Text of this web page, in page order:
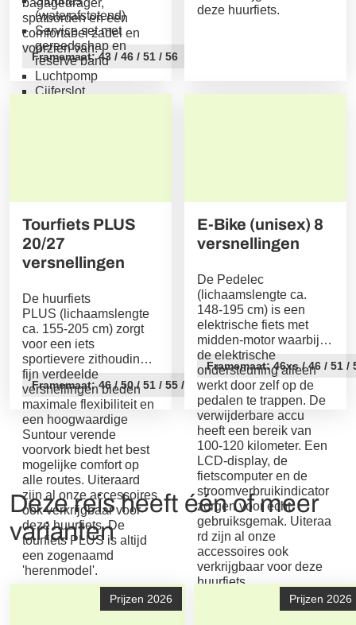
bagagedrager,
spatborden en een
comfortabel zadel en
voorzien van:
(waterafstotend)
Service set met
gereedschap en
reserve band
Luchtpomp
Cijferslot
Framemaat: 43 / 46 / 51 / 56
deze huurfiets.
Tourfiets PLUS
20/27
versnellingen
De huurfiets
PLUS (lichaamslengte
ca. 155-205 cm) zorgt
voor een iets
sportievere zithouding,
fijn verdeelde
versnellingen bieden
maximale flexibiliteit en
een hoogwaardige
Suntour verende
voorvork biedt het best
mogelijke comfort op
alle routes. Uiteraard
zijn al onze accessoires
ook verkrijgbaar voor
deze huurfiets. De
tourfiets PLUS is altijd
een zogenaamd
'herenmodel'.
Framemaat: 46 / 50 / 51 / 55 / 60 / 63
E-Bike (unisex) 8
versnellingen
De Pedelec
(lichaamslengte ca.
148-195 cm) is een
elektrische fiets met
midden-motor waarbij
de elektrische
ondersteuning alleen
werkt door zelf op de
pedalen te trappen. De
verwijderbare accu
heeft een bereik van
100-120 kilometer. Een
LCD-display, de
fietscomputer en de
stroomverbruikindicator
zorgen voor echt
gebruiksgemak. Uiteraa
rd zijn al onze
accessoires ook
verkrijgbaar voor deze
huurfiets.
Framemaat: 46xs / 46 / 51 /
Deze reis heeft één of meer
varianten
Prijzen 2026 Prijzen 2026